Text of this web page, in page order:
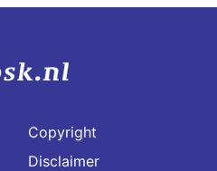
Copyright
Disclaimer